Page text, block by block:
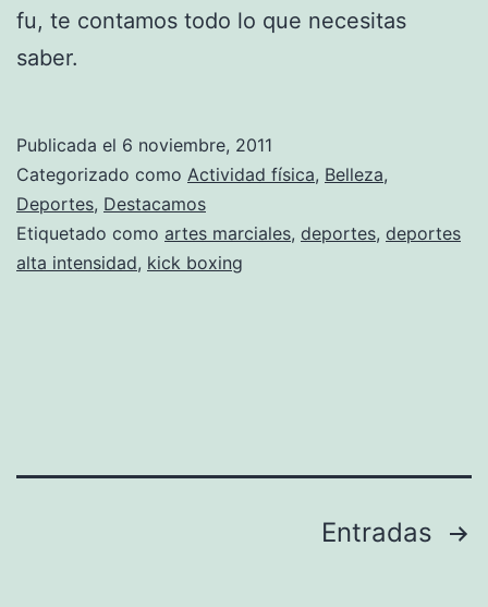
fu, te contamos todo lo que necesitas
saber.
Publicada el 6 noviembre, 2011
Categorizado como Actividad física, Belleza,
Deportes, Destacamos
Etiquetado como artes marciales, deportes, deportes
alta intensidad, kick boxing
Entradas